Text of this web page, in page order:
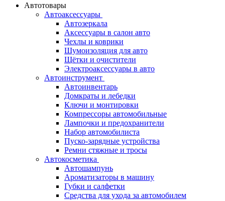
Автотовары
Автоаксессуары
Автозеркала
Аксессуары в салон авто
Чехлы и коврики
Шумоизоляция для авто
Щётки и очистители
Электроаксессуары в авто
Автоинструмент
Автоинвентарь
Домкраты и лебедки
Ключи и монтировки
Компрессоры автомобильные
Лампочки и предохранители
Набор автомобилиста
Пуско-зарядные устройства
Ремни стяжные и тросы
Автокосметика
Автошампунь
Ароматизаторы в машину
Губки и салфетки
Средства для ухода за автомобилем